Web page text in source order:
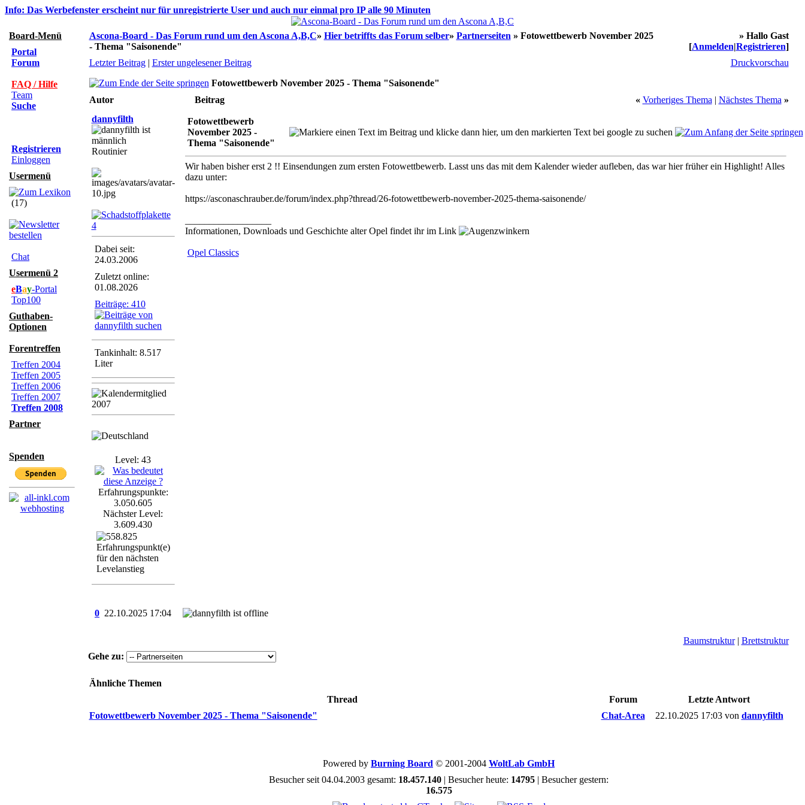
Info: Das Werbefenster erscheint nur für unregistrierte User und auch nur einmal pro IP alle 90 Minuten
Board-Menü
Portal
Forum
FAQ / Hilfe
Team
Suche
Registrieren
Einloggen
Usermenü
(17)
Chat
Usermenü 2
eBay-Portal
Top100
Guthaben-
Optionen
Forentreffen
Treffen 2004
Treffen 2005
Treffen 2006
Treffen 2007
Treffen 2008
Partner
Spenden
Ascona-Board - Das Forum rund um den Ascona A,B,C» Hier betriffts das Forum selber» Partnerseiten » Fotowettbewerb November 2025
- Thema "Saisonende"
» Hallo Gast
[Anmelden|Registrieren]
Letzter Beitrag| Erster ungelesener Beitrag
Druckvorschau
Fotowettbewerb November 2025 - Thema "Saisonende"
Autor
Beitrag « Vorheriges Thema | Nächstes Thema »
dannyfilth
Routinier
Dabei seit:
24.03.2006
Zuletzt online:
01.08.2026
Beiträge: 410
Tankinhalt: 8.517
Liter
Level: 43
Erfahrungspunkte:
3.050.605
Nächster Level:
3.609.430
Fotowettbewerb
November 2025 -
Thema "Saisonende"
Wir haben bisher erst 2 !! Einsendungen zum ersten Fotowettbewerb. Lasst uns das mit dem Kalender wieder aufleben, das war hier früher ein Highlight! Alles
dazu unter:
https://asconaschrauber.de/forum/index.php?thread/26-fotowettbewerb-november-2025-thema-saisonende/
Informationen, Downloads und Geschichte alter Opel findet ihr im Link
Opel Classics
0 22.10.2025 17:04
Baumstruktur| Brettstruktur
Gehe zu:
Ähnliche Themen
Thread
Forum
Letzte Antwort
Fotowettbewerb November 2025 - Thema "Saisonende"
Chat-Area 22.10.2025 17:03von dannyfilth
Powered by Burning Board © 2001-2004 WoltLab GmbH
Besucher seit 04.04.2003 gesamt: 18.457.140 | Besucher heute: 14795 | Besucher gestern:
16.575